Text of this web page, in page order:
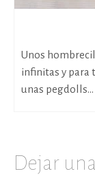
Unos
infinitas y para
unas pegdolls...
Dejar